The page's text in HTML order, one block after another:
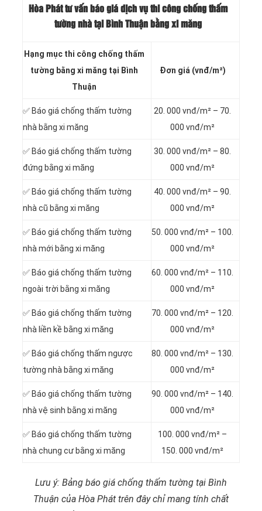
Hòa Phát tư vấn báo giá dịch vụ thi công chống thấm
tường nhà tại Bình Thuận bằng xi măng
Hạng mục thi công chống thấm
tường bằng xi măng tại Bình
Thuận
Đơn giá (vnđ/m²)
✅ Báo giá chống thấm tường
nhà bằng xi măng
20. 000 vnđ/m² – 70.
000 vnđ/m²
✅ Báo giá chống thấm tường
đứng bằng xi măng
30. 000 vnđ/m² – 80.
000 vnđ/m²
✅ Báo giá chống thấm tường
nhà cũ bằng xi măng
40. 000 vnđ/m² – 90.
000 vnđ/m²
✅ Báo giá chống thấm tường
nhà mới bằng xi măng
50. 000 vnđ/m² – 100.
000 vnđ/m²
✅ Báo giá chống thấm tường
ngoài trời bằng xi măng
60. 000 vnđ/m² – 110.
000 vnđ/m²
✅ Báo giá chống thấm tường
nhà liền kề bằng xi măng
70. 000 vnđ/m² – 120.
000 vnđ/m²
✅ Báo giá chống thấm ngược
tường nhà bằng xi măng
80. 000 vnđ/m² – 130.
000 vnđ/m²
✅ Báo giá chống thấm tường
nhà vệ sinh bằng xi măng
90. 000 vnđ/m² – 140.
000 vnđ/m²
✅ Báo giá chống thấm tường
nhà chung cư bằng xi măng
100. 000 vnđ/m² –
150. 000 vnđ/m²
Lưu ý: Bảng báo giá chống thấm tường tại Bình
Thuận của Hòa Phát trên đây chỉ mang tính chất